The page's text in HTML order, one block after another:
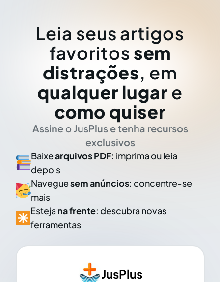
Leia seus artigos
favoritos sem
distrações, em
qualquer lugar e
como quiser
Assine o JusPlus e tenha recursos
exclusivos
Baixearquivos PDF: imprima ou leia
depois
Naveguesem anúncios: concentre-se
mais
Esteja na frente: descubra novas
ferramentas
JusPlus